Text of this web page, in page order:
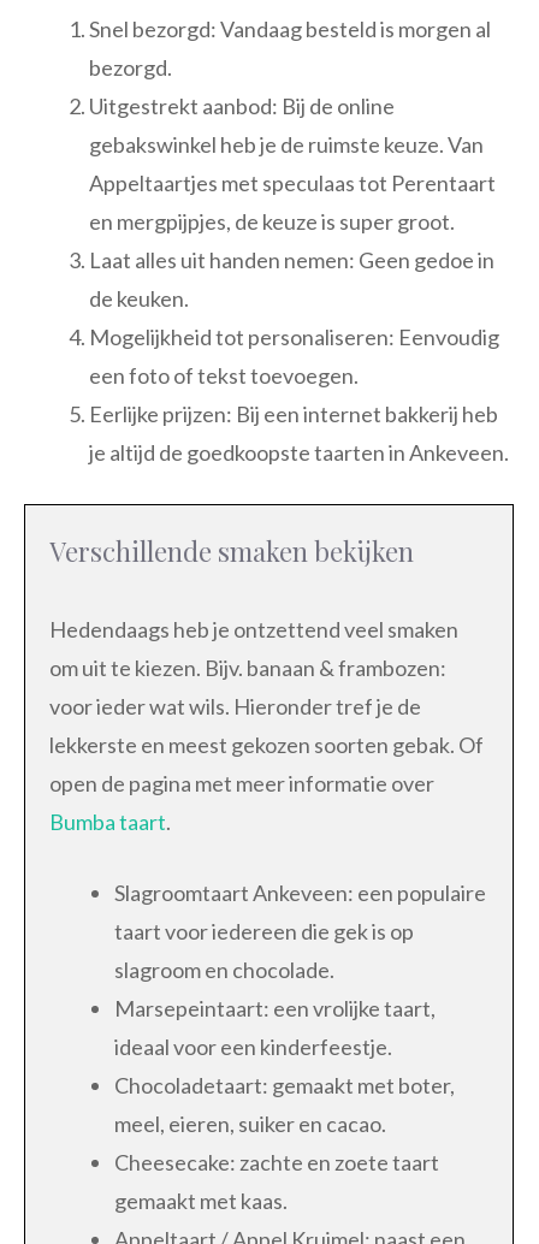
Snel bezorgd: Vandaag besteld is morgen al
bezorgd.
Uitgestrekt aanbod: Bij de online
gebakswinkel heb je de ruimste keuze. Van
Appeltaartjes met speculaas tot Perentaart
en mergpijpjes, de keuze is super groot.
Laat alles uit handen nemen: Geen gedoe in
de keuken.
Mogelijkheid tot personaliseren: Eenvoudig
een foto of tekst toevoegen.
Eerlijke prijzen: Bij een internet bakkerij heb
je altijd de goedkoopste taarten in Ankeveen.
Verschillende smaken bekijken
Hedendaags heb je ontzettend veel smaken
om uit te kiezen. Bijv. banaan & frambozen:
voor ieder wat wils. Hieronder tref je de
lekkerste en meest gekozen soorten gebak. Of
open de pagina met meer informatie over
Bumba taart.
Slagroomtaart Ankeveen: een populaire
taart voor iedereen die gek is op
slagroom en chocolade.
Marsepeintaart: een vrolijke taart,
ideaal voor een kinderfeestje.
Chocoladetaart: gemaakt met boter,
meel, eieren, suiker en cacao.
Cheesecake: zachte en zoete taart
gemaakt met kaas.